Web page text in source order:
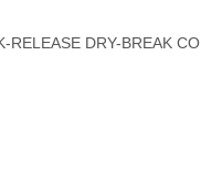
DRY-BREAK